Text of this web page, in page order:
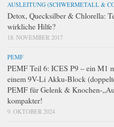
AUSLEITUNG (SCHWERMETALL &
Detox, Quecksilber & Chlorella:
wirkliche Hilfe?
18. NOVEMBER 2017
PEMF
PEMF Teil 6: ICES P9 – ein M1
einem 9V-Li Akku-Block
PEMF für Gelenk & Knochen-
kompakter!
9. OKTOBER 2024